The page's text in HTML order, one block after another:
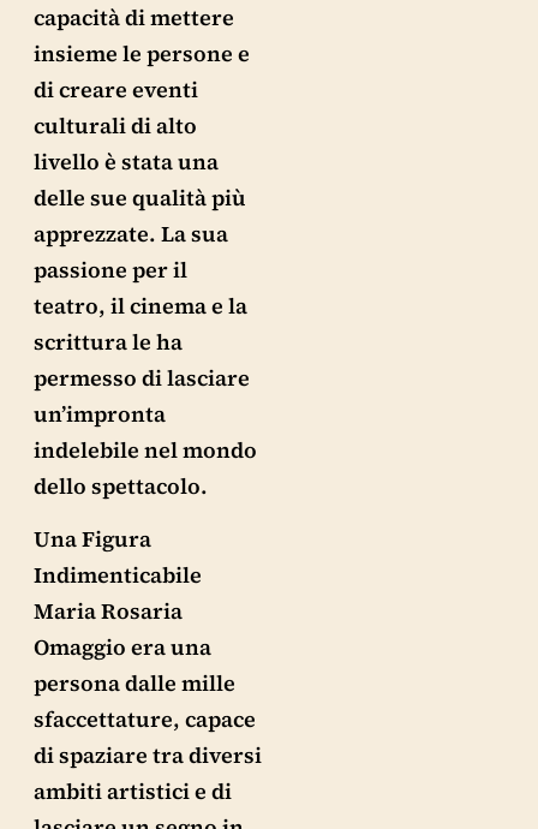
capacità di mettere
insieme le persone e
di creare eventi
culturali di alto
livello è stata una
delle sue qualità più
apprezzate. La sua
passione per il
teatro, il cinema e la
scrittura le ha
permesso di lasciare
un’impronta
indelebile nel mondo
dello spettacolo.
Una Figura
Indimenticabile
Maria Rosaria
Omaggio era una
persona dalle mille
sfaccettature, capace
di spaziare tra diversi
ambiti artistici e di